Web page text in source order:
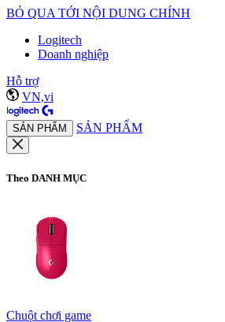
BỎ QUA TỚI NỘI DUNG CHÍNH
Logitech
Doanh nghiệp
Hỗ trợ
VN,vi
SẢN PHẨM SẢN PHẨM
Theo DANH MỤC
Chuột chơi game